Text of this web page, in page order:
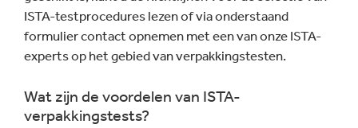
ISTA-testprocedures lezen of via onderstaand
formulier contact opnemen met een van onze ISTA-
experts op het gebied van verpakkingstesten.
Wat zijn de voordelen van ISTA-
verpakkingstests?